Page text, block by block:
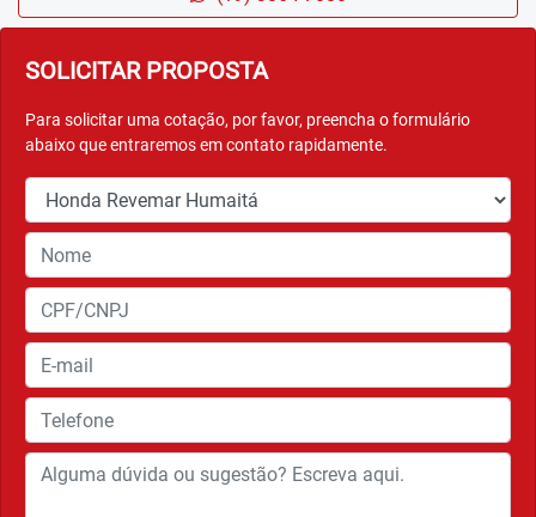
SOLICITAR PROPOSTA
Para solicitar uma cotação, por favor, preencha o formulário
abaixo que entraremos em contato rapidamente.